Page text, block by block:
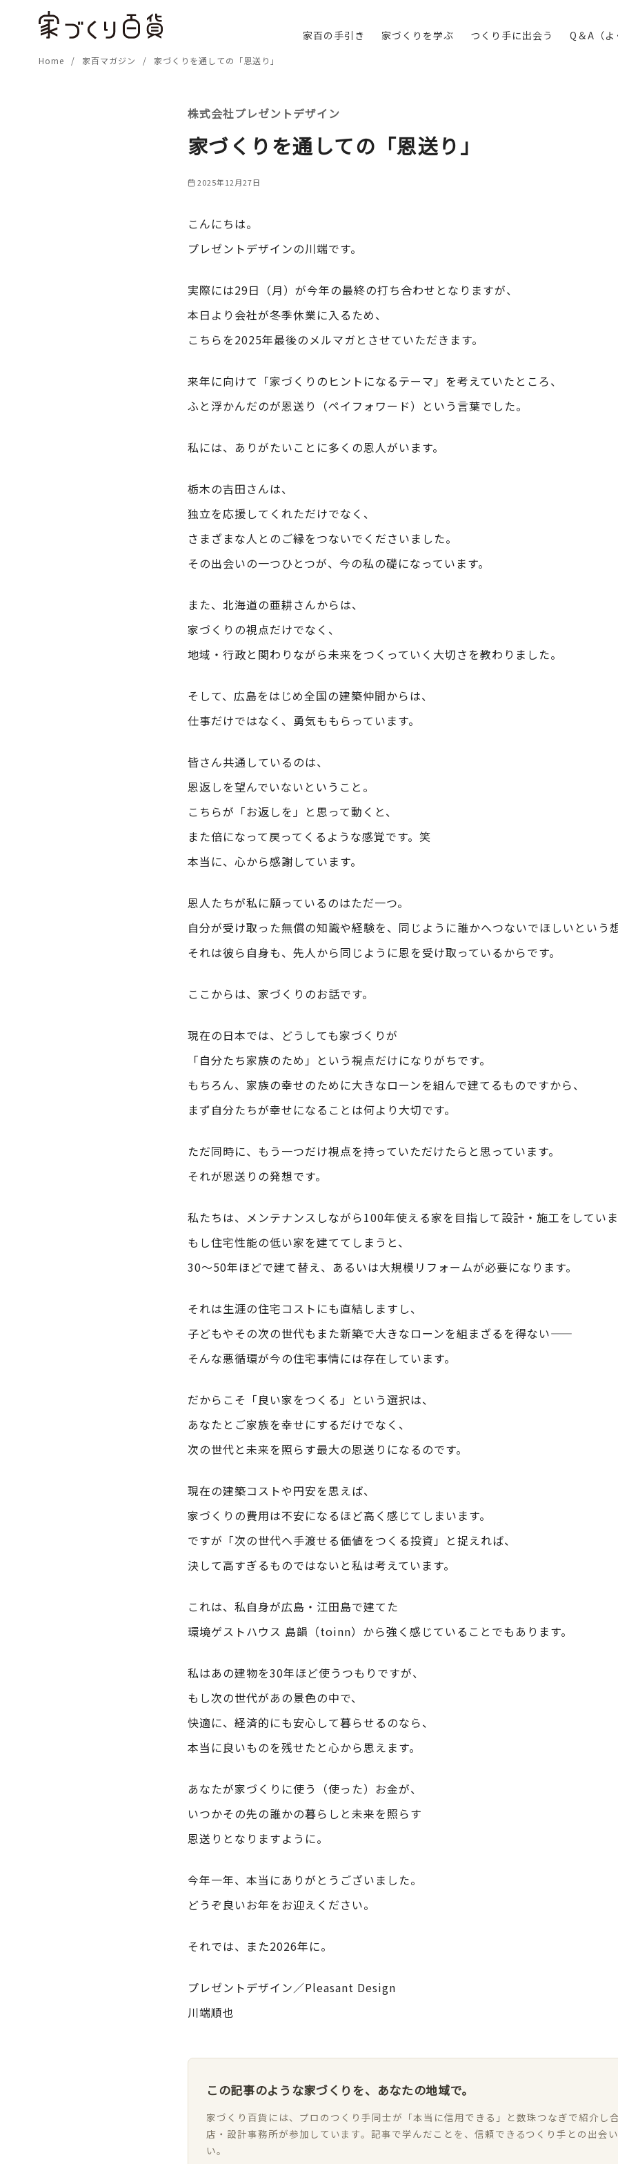
家百の手引き 家づくりを学ぶ つくり手に出会う Q＆A（よ
Home 家百マガジン 家づくりを通しての「恩送り」
株式会社プレゼントデザイン
家づくりを通しての「恩送り」
2025年12月27日
こんにちは。
プレゼントデザインの川端です。
実際には29日（月）が今年の最終の打ち合わせとなりますが、
本日より会社が冬季休業に入るため、
こちらを2025年最後のメルマガとさせていただきます。
来年に向けて「家づくりのヒントになるテーマ」を考えていたところ、
ふと浮かんだのが恩送り（ペイフォワード）という言葉でした。
私には、ありがたいことに多くの恩人がいます。
栃木の吉田さんは、
独立を応援してくれただけでなく、
さまざまな人とのご縁をつないでくださいました。
その出会いの一つひとつが、今の私の礎になっています。
また、北海道の亜耕さんからは、
家づくりの視点だけでなく、
地域・行政と関わりながら未来をつくっていく大切さを教わりました。
そして、広島をはじめ全国の建築仲間からは、
仕事だけではなく、勇気ももらっています。
皆さん共通しているのは、
恩返しを望んでいないということ。
こちらが「お返しを」と思って動くと、
また倍になって戻ってくるような感覚です。笑
本当に、心から感謝しています。
恩人たちが私に願っているのはただ一つ。
自分が受け取った無償の知識や経験を、同じように誰かへつないでほしいという想
それは彼ら自身も、先人から同じように恩を受け取っているからです。
ここからは、家づくりのお話です。
現在の日本では、どうしても家づくりが
「自分たち家族のため」という視点だけになりがちです。
もちろん、家族の幸せのために大きなローンを組んで建てるものですから、
まず自分たちが幸せになることは何より大切です。
ただ同時に、もう一つだけ視点を持っていただけたらと思っています。
それが恩送りの発想です。
私たちは、メンテナンスしながら100年使える家を目指して設計・施工をしていま
もし住宅性能の低い家を建ててしまうと、
30～50年ほどで建て替え、あるいは大規模リフォームが必要になります。
それは生涯の住宅コストにも直結しますし、
子どもやその次の世代もまた新築で大きなローンを組まざるを得ない――
そんな悪循環が今の住宅事情には存在しています。
だからこそ「良い家をつくる」という選択は、
あなたとご家族を幸せにするだけでなく、
次の世代と未来を照らす最大の恩送りになるのです。
現在の建築コストや円安を思えば、
家づくりの費用は不安になるほど高く感じてしまいます。
ですが「次の世代へ手渡せる価値をつくる投資」と捉えれば、
決して高すぎるものではないと私は考えています。
これは、私自身が広島・江田島で建てた
環境ゲストハウス 島韻（toinn）から強く感じていることでもあります。
私はあの建物を30年ほど使うつもりですが、
もし次の世代があの景色の中で、
快適に、経済的にも安心して暮らせるのなら、
本当に良いものを残せたと心から思えます。
あなたが家づくりに使う（使った）お金が、
いつかその先の誰かの暮らしと未来を照らす
恩送りとなりますように。
今年一年、本当にありがとうございました。
どうぞ良いお年をお迎えください。
それでは、また2026年に。
プレゼントデザイン／Pleasant Design
川端順也
この記事のような家づくりを、あなたの地域で。
家づくり百貨には、プロのつくり手同士が「本当に信用できる」と数珠つなぎで紹介し
店・設計事務所が参加しています。記事で学んだことを、信頼できるつくり手との出会
い。